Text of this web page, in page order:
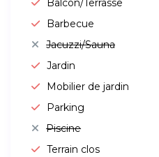
Balcon/Terrasse
Barbecue
Jacuzzi/Sauna
Jardin
Mobilier de jardin
Parking
Piscine
Terrain clos